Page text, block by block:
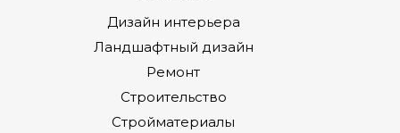
Дизайн интерьера
Ландшафтный дизайн
Ремонт
Строительство
Стройматериалы